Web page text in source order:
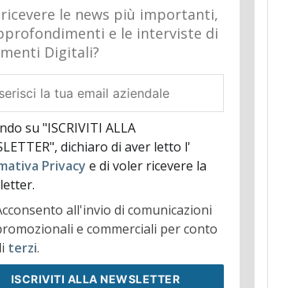
le news più importanti,
e le interviste di
Digitali?
su "ISCRIVITI ALLA
dichiaro di aver letto l'
Privacy e di voler ricevere la
all'invio di comunicazioni
e commerciali per conto
terzi.
ISCRIVITI ALLA NEWSLETTER